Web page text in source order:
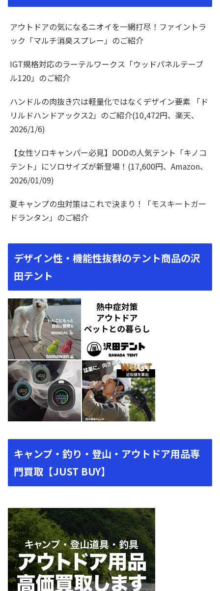
アウトドアの気になるニオイを一網打尽！ファイントラ
ック「マルチ消臭スプレー」のご紹介
IGT規格対応のラーテルワークス「ウッドパネルテーブ
ル120」のご紹介
ハンドルの肉抜き穴は軽量化ではなくデザイン要素 「ド
リルドハンドアックス2」のご紹介(10,472円、楽天、
2026/1/6)
【女性ソロキャンパー必見】DODの人気テント「キノコ
テント」にソロサイズが新登場！(17,600円、Amazon、
2026/01/09)
夏キャンプの虫対策はこれで決まり！「モスキートガー
ドランタン」のご紹介
デザイン性・機能性抜群のテント商品の沢
田テント
キャンプ・釣り・登山・アウトドア用品専
門買取【JUST BUY】